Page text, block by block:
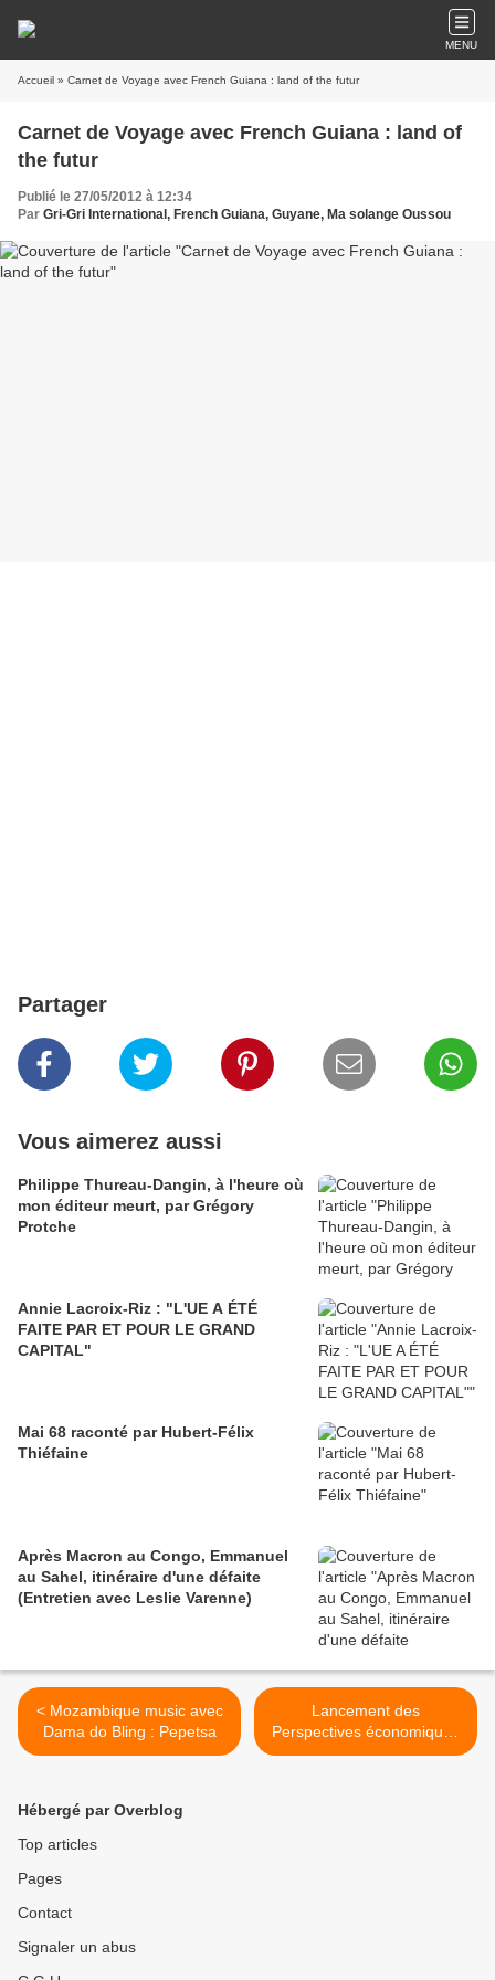
MENU
Accueil » Carnet de Voyage avec French Guiana : land of the futur
Carnet de Voyage avec French Guiana : land of
the futur
Publié le 27/05/2012 à 12:34
Par Gri-Gri International, French Guiana, Guyane, Ma solange Oussou
Partager
Vous aimerez aussi
Philippe Thureau-Dangin, à l'heure où
mon éditeur meurt, par Grégory
Protche
Annie Lacroix-Riz : "L'UE A ÉTÉ
FAITE PAR ET POUR LE GRAND
CAPITAL"
Mai 68 raconté par Hubert-Félix
Thiéfaine
Après Macron au Congo, Emmanuel
au Sahel, itinéraire d'une défaite
(Entretien avec Leslie Varenne)
< Mozambique music avec
Dama do Bling : Pepetsa
Lancement des
Perspectives économiques
en Afrique 2012 Thème
Hébergé par Overblog
Top articles
Pages
Contact
Signaler un abus